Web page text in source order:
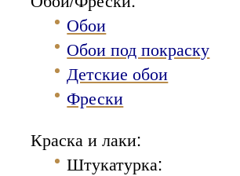
Обои
Обои под покраску
Детские обои
Фрески
Краска и лаки:
Штукатурка: